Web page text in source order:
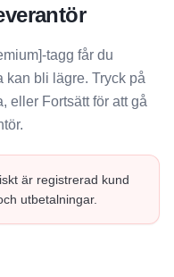
tagg får du
kan bli lägre. Tryck på
eller Fortsätt för att gå
är registrerad kund
utbetalningar.